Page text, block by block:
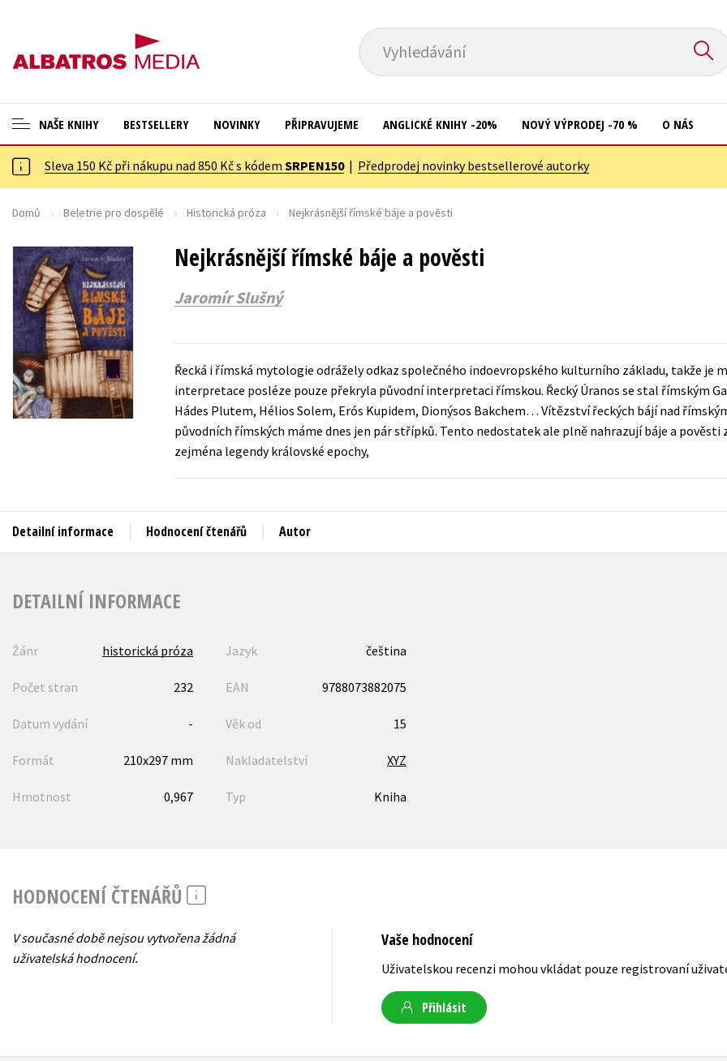
Vyhledávání
NAŠE KNIHY
ANGLICKÉ KNIHY -20 %
NOVÝ VÝPRODEJ -70 %
ASTERIX S DÁRKEM
🎁DÁRKOVÉ PUBLIKACE
✉️ DÁRKOVÉ POUKAZY
Auto - moto
Beletrie pro děti
Cestování
Dárkové publikace
Digitální fotografie
Esoterika a duchovní svět
Hobby
Jazyky
Kalendáře
Kariéra a osobní rozvoj
Kuchařky
New Adult
Ostatní
Populárně - naučná pro dospělé
Populárně - naučné pro děti
Předškoláci
Young adult
Young adult (SK)
Zahraniční literatura
BESTSELLERY NOVINKY PŘIPRAVUJEME ANGLICKÉ KNIHY -20% NOVÝ VÝPRODEJ -70 % O NÁS
Sleva 150 Kč při nákupu nad 850 Kč s kódem SRPEN150| Předprodej novinky bestsellerové autorky
Domů Beletrie pro dospělé Historická próza Nejkrásnější římské báje a pověsti
Nejkrásnější římské báje a pověsti
Jaromír Slušný
Řecká i římská mytologie odrážely odkaz společného indoevropského kulturního základu, takže je
interpretace posléze pouze překryla původní interpretaci římskou. Řecký Úranos se stal římským
Hádes Plutem, Hélios Solem, Erós Kupidem, Dionýsos Bakchem… Vítězství řeckých bájí nad
původních římských máme dnes jen pár střípků. Tento nedostatek ale plně nahrazují báje a pověsti
zejména legendy královské epochy,
Detailní informace Hodnocení čtenářů Autor
DETAILNÍ INFORMACE
Žánr historická próza Jazyk čeština
Počet stran 232 EAN 9788073882075
Datum vydání - Věk od 15
Formát 210x297 mm Nakladatelství XYZ
Hmotnost 0,967 Typ Kniha
HODNOCENÍ ČTENÁŘŮ
V současné době nejsou vytvořena žádná
uživatelská hodnocení.
Vaše hodnocení
Uživatelskou recenzi mohou vkládat pouze registrovaní
Přihlásit